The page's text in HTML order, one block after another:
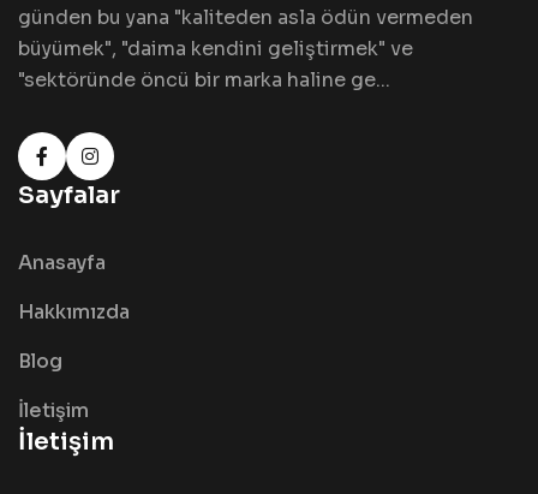
günden bu yana "kaliteden asla ödün vermeden
büyümek", "daima kendini geliştirmek" ve
"sektöründe öncü bir marka haline ge...
Sayfalar
Anasayfa
Hakkımızda
Blog
İletişim
İletişim